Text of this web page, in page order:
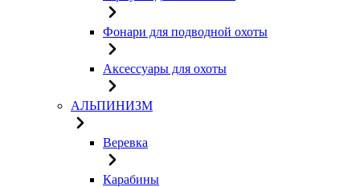
Фонари для подводной охоты
Аксессуары для охоты
АЛЬПИНИЗМ
Веревка
Карабины